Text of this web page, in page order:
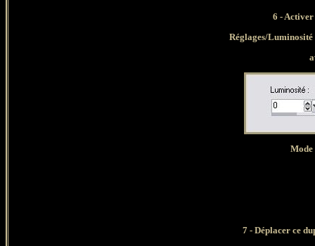
6 - Activer
Réglages/
7 - Déplacer ce